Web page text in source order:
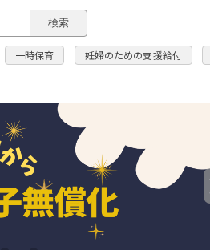
文へ
検索
一時保育 妊婦のための支援給付